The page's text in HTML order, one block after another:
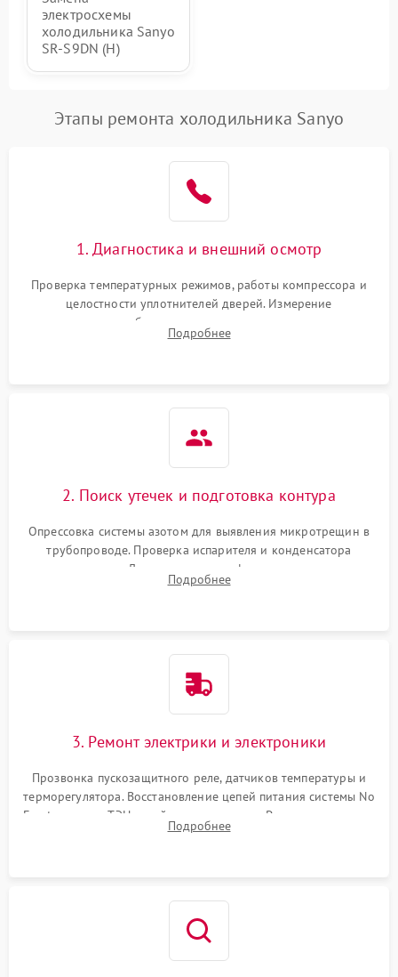
электросхемы
холодильника Sanyo
SR-S9DN (H)
Этапы ремонта холодильника Sanyo
1. Диагностика и внешний осмотр
Проверка температурных режимов, работы компрессора и
целостности уплотнителей дверей. Измерение
сопротивления обмоток мотора, проверка термостата и
считывание кодов ошибок с электронного дисплея.
Подробнее
2. Поиск утечек и подготовка контура
Опрессовка системы азотом для выявления микротрещин в
трубопроводе. Проверка испарителя и конденсатора
течеискателем. Демонтаж старого фильтра-осушителя и
продувка капиллярной трубки для устранения засоров.
Подробнее
3. Ремонт электрики и электроники
Прозвонка пускозащитного реле, датчиков температуры и
терморегулятора. Восстановление цепей питания системы No
Frost, включая ТЭН оттайки и вентилятор. Ремонт или замена
платы управления при сбоях алгоритмов.
Подробнее